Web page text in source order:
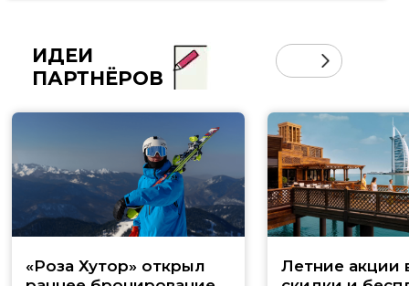
ИДЕИ
ПАРТНЁРОВ
«Роза Хутор» открыл
Летние акции